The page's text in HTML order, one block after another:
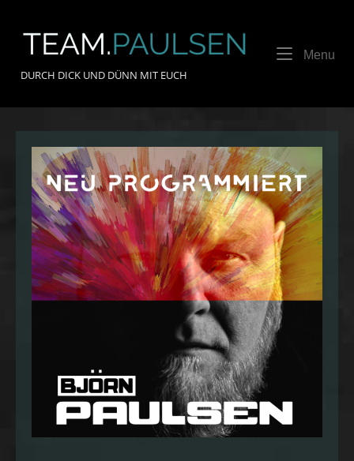
Home
DURCH DICK UND DÜNN MIT EUCH
Menu